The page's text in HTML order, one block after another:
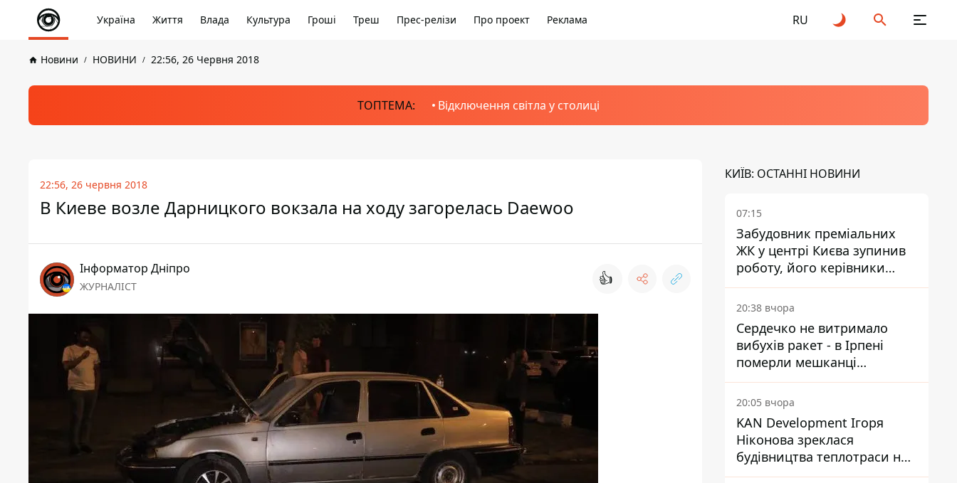
Україна Життя Влада Культура Гроші Треш Прес-релізи Про проект Реклама RU
Новини НОВИНИ 22:56, 26 Червня 2018
ТОПТЕМА: Відключення світла у столиці
22:56, 26 червня 2018
В Киеве возле Дарницкого вокзала на ходу загорелась Daewoo
Інформатор Дніпро
ЖУРНАЛІСТ 👍
КИЇВ: ОСТАННІ НОВИНИ
07:15
Забудовник преміальних
ЖК у центрі Києва зупинив
роботу, його керівники
втекли з України - Bihus.info
20:38 вчора
Сердечко не витримало
вибухів ракет - в Ірпені
померли мешканці
притулку для собак з
інвалідністю
20:05 вчора
KAN Development Ігоря
Ніконова зреклася
будівництва теплотраси на
Теремках